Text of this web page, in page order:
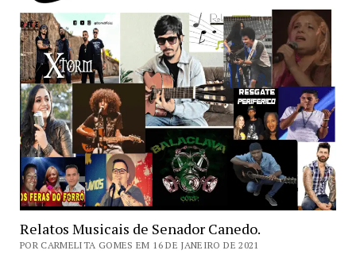
Relatos Musicais de Senador Canedo.
POR CARMELITA GOMES EM 16 DE JANEIRO DE 2021